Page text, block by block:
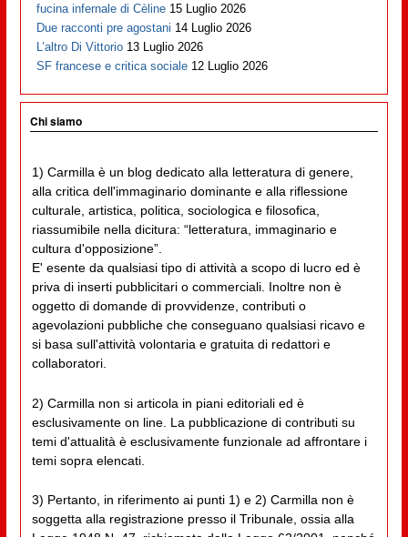
fucina infernale di Cèline 15 Luglio 2026
Due racconti pre agostani 14 Luglio 2026
L’altro Di Vittorio 13 Luglio 2026
SF francese e critica sociale 12 Luglio 2026
Chi siamo
1) Carmilla è un blog dedicato alla letteratura di genere,
alla critica dell'immaginario dominante e alla riflessione
culturale, artistica, politica, sociologica e filosofica,
riassumibile nella dicitura: “letteratura, immaginario e
cultura d'opposizione”.
E' esente da qualsiasi tipo di attività a scopo di lucro ed è
priva di inserti pubblicitari o commerciali. Inoltre non è
oggetto di domande di provvidenze, contributi o
agevolazioni pubbliche che conseguano qualsiasi ricavo e
si basa sull'attività volontaria e gratuita di redattori e
collaboratori.
2) Carmilla non si articola in piani editoriali ed è
esclusivamente on line. La pubblicazione di contributi su
temi d'attualità è esclusivamente funzionale ad affrontare i
temi sopra elencati.
3) Pertanto, in riferimento ai punti 1) e 2) Carmilla non è
soggetta alla registrazione presso il Tribunale, ossia alla